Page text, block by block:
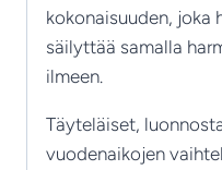
kokonaisuuden, joka
säilyttää samalla
ilmeen.
Täyteläiset,
vuodenaikojen